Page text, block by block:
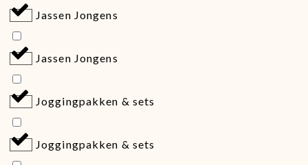
Jassen Jongens
Jassen Jongens
Joggingpakken & sets
Joggingpakken & sets